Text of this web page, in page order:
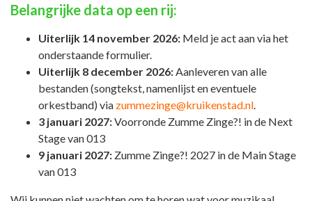
Belangrijke data op een rij:
Uiterlijk 14 november 2026: Meld je act aan via het
onderstaande formulier.
Uiterlijk 8 december 2026:Aanleveren van alle
bestanden (songtekst, namenlijst en eventuele
orkestband) via zummezinge@kruikenstad.nl.
3 januari 2027:Voorronde Zumme Zinge?! in de Next
Stage van 013
9 januari 2027: Zumme Zinge?! 2027 in de Main Stage
van 013